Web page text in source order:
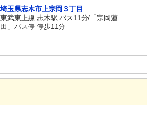
埼玉県志木市上宗岡３丁目
東武東上線 志木駅 バス11分/「宗岡蓮
田」バス停 停歩11分